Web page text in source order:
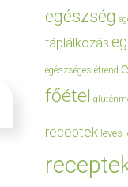
egészség
táplálkozás
egészséges étrend
főétel
receptek leves